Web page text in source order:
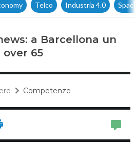
Telco Industria 4.0
a Barcellona un
65
Competenze